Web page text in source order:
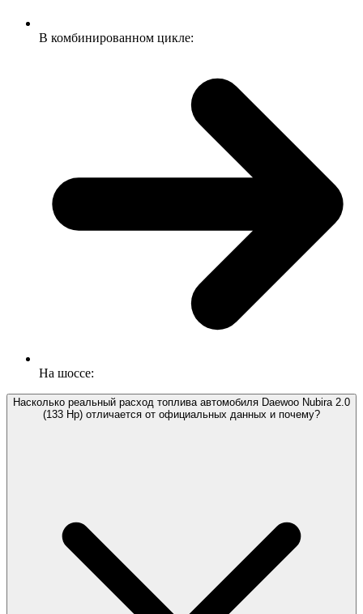
В комбинированном цикле:
На шоссе:
Насколько реальный расход топлива автомобиля Daewoo Nubira 2.0
(133 Hp) отличается от официальных данных и почему?